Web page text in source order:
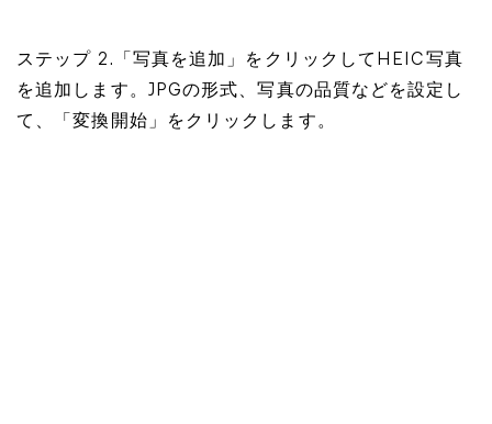
ステップ 2.「写真を追加」をクリックしてHEIC写真
を追加します。JPGの形式、写真の品質などを設定し
て、「変換開始」をクリックします。